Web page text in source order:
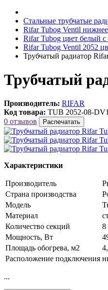
Стальные трубчатые
Rifar Tubog Ventil
Rifar Tubog цвет белый
Rifar Tubog Ventil 2052
Трубчатый радиатор
Трубчатый
Производитель: RIFAR
Код товара: TUB 2052-08-
0 отзывов
Распечатать
Характеристики
Производитель
Страна производства
Модель
Материал
Количество секций
8
Мощность, Вт
Площадь обогрева, м2
Расположение подключения
...